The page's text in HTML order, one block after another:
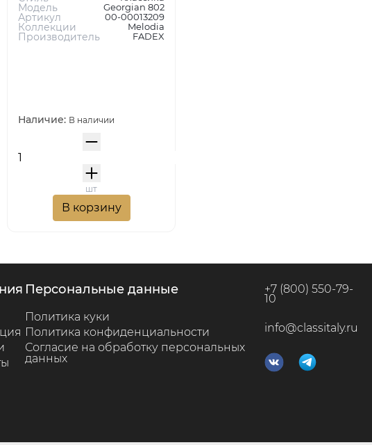
Модель Georgian 802
Артикул 00-00013209
Коллекции Melodia
Производитель FADEX
Наличие: В наличии
шт
В корзину
персональные данные
Политика куки
Политика конфиденциальности
Согласие на обработку персональных
данных
+7 (800) 550-79-
10
info@classitaly.ru